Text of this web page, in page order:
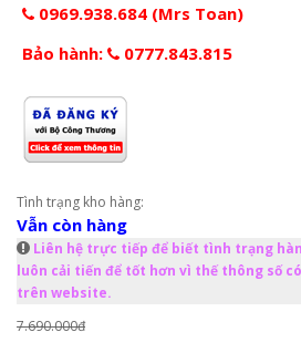
0969.938.684 (Mrs Toan)
Bảo hành:
0777.843.815
Tình trạng kho hàng:
Vẫn còn hàng
Liên hệ trực tiếp để biết tình trạng
luôn cải tiến để tốt hơn vì thế thông số
trên website.
7.690.000đ